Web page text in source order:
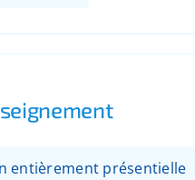
entièrement présentielle